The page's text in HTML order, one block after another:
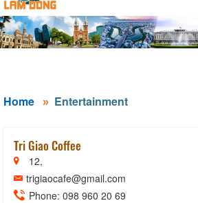
Home Entertainment
Tri Giao Coffee
12,
trigiaocafe@gmail.com
Phone: 098 960 20 69